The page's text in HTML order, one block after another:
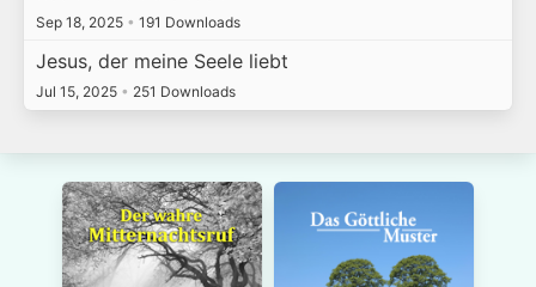
Sep 18, 2025 • 191 Downloads
Jesus, der meine Seele liebt
Jul 15, 2025 • 251 Downloads